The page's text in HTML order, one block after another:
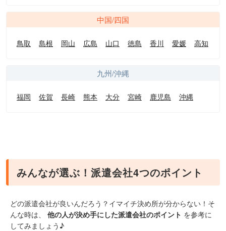
中国/四国
鳥取 島根 岡山 広島 山口 徳島 香川 愛媛 高知
九州/沖縄
福岡 佐賀 長崎 熊本 大分 宮崎 鹿児島 沖縄
みんなが選ぶ！派遣会社4つのポイント
どの派遣会社が良いんだろう？イマイチ決め所が分からない！そ
んな時は、 他の人が決め手にした派遣会社のポイント を参考に
してみましょう♪